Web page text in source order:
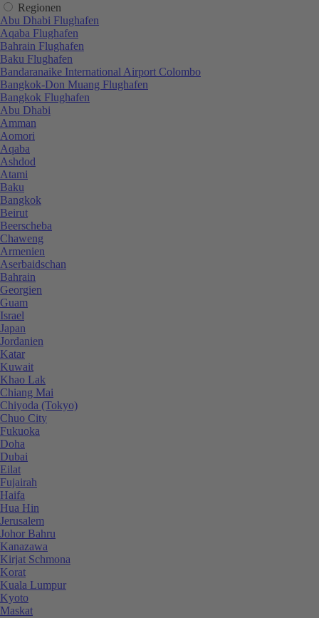
Regionen
Abu Dhabi Flughafen
Aqaba Flughafen
Bahrain Flughafen
Baku Flughafen
Bandaranaike International Airport Colombo
Bangkok-Don Muang Flughafen
Bangkok Flughafen
Abu Dhabi
Amman
Aomori
Aqaba
Ashdod
Atami
Baku
Bangkok
Beirut
Beerscheba
Chaweng
Armenien
Aserbaidschan
Bahrain
Georgien
Guam
Israel
Japan
Jordanien
Katar
Kuwait
Khao Lak
Chiang Mai
Chiyoda (Tokyo)
Chuo City
Fukuoka
Doha
Dubai
Eilat
Fujairah
Haifa
Hua Hin
Jerusalem
Johor Bahru
Kanazawa
Kirjat Schmona
Korat
Kuala Lumpur
Kyoto
Maskat